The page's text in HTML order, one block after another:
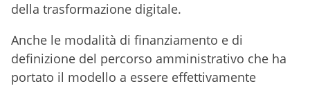
della trasformazione digitale.
Anche le modalità di finanziamento e di
definizione del percorso amministrativo che ha
portato il modello a essere effettivamente